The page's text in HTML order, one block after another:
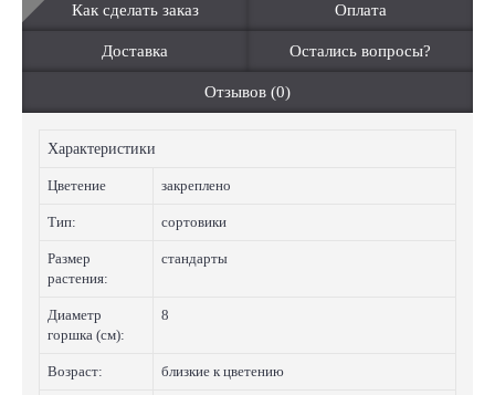
Как сделать заказ Оплата
Доставка Остались вопросы?
Отзывов (0)
Характеристики
Цветение закреплено
Тип: сортовики
Размер
растения:
стандарты
Диаметр
горшка (см):
8
Возраст: близкие к цветению